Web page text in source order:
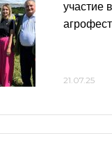
участие
21.07.25